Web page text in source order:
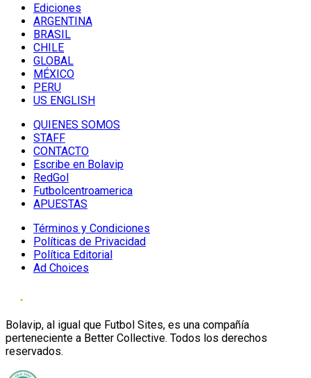
Ediciones
ARGENTINA
BRASIL
CHILE
GLOBAL
MÉXICO
PERU
US ENGLISH
QUIENES SOMOS
STAFF
CONTACTO
Escribe en Bolavip
RedGol
Futbolcentroamerica
APUESTAS
Términos y Condiciones
Políticas de Privacidad
Política Editorial
Ad Choices
Bolavip, al igual que Futbol Sites, es una compañía
perteneciente a Better Collective. Todos los derechos
reservados.